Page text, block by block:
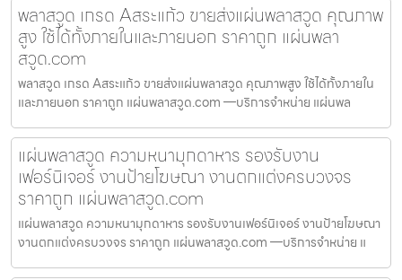
พลาสวูด เกรด Aสระแก้ว ขายส่งแผ่นพลาสวูด คุณภาพ
สูง ใช้ได้ทั้งภายในและภายนอก ราคาถูก แผ่นพลา
สวูด.com
พลาสวูด เกรด Aสระแก้ว ขายส่งแผ่นพลาสวูด คุณภาพสูง ใช้ได้ทั้งภายใน
และภายนอก ราคาถูก แผ่นพลาสวูด.com —บริการจำหน่าย แผ่นพล
แผ่นพลาสวูด ความหนามุกดาหาร รองรับงาน
เฟอร์นิเจอร์ งานป้ายโฆษณา งานตกแต่งครบวงจร
ราคาถูก แผ่นพลาสวูด.com
แผ่นพลาสวูด ความหนามุกดาหาร รองรับงานเฟอร์นิเจอร์ งานป้ายโฆษณา
งานตกแต่งครบวงจร ราคาถูก แผ่นพลาสวูด.com —บริการจำหน่าย แ